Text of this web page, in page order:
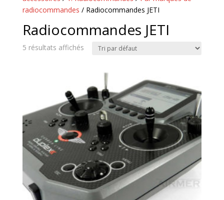
radiocommandes / Radiocommandes JETI
Radiocommandes JETI
5 résultats affichés